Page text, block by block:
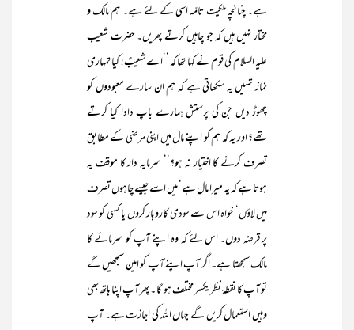
ہے۔ چنانچہ ملکیت تامّہ اسی کے لئے ہے۔ ہم مالک و
مختار نہیں ہیں کہ جو چاہیں کرتے پھریں۔ حضرت شعیب
علیہ السلام کی قوم نے کہا تھا کہ ’’اے شعیبؑ! کیا تمہاری
نماز تمہیں یہ سکھاتی ہے کہ ہم ان سارے معبودوں کو
چھوڑ دیں جن کی پرستش ہمارے باپ دادا کیا کرتے
تھے؟ اور یہ کہ ہم کو اپنے مال میں اپنی مرضی کے مطابق
تصرف کرنے کا اختیار نہ ہو؟‘‘ سرمایہ دار کا موقف یہ
ہوتا ہے کہ یہ میرا مال ہے‘ میں اسے جیسے چاہوں تصرف
میں لاؤں‘ خواہ اس سے سودی کاروبار کروں یا کسی کو سود
پر قرضہ دوں۔ اس لئے کہ وہ اپنے آپ کو سرمائے کا
مالک سمجھتا ہے۔ اگر آپ اپنے آپ کو امین سمجھیں گے
تو آپ کا نقطۂ نظر یکسر مختلف ہو گا ۔ پھر آپ اپنا ہاتھ بھی
وہیں استعمال کریں گے جہاں اللہ کی اجازت ہے۔ آپ